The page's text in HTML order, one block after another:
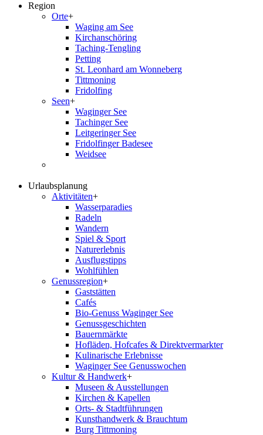
Region
Orte+
Waging am See
Kirchanschöring
Taching-Tengling
Petting
St. Leonhard am Wonneberg
Tittmoning
Fridolfing
Seen+
Waginger See
Tachinger See
Leitgeringer See
Fridolfinger Badesee
Weidsee
Urlaubsplanung
Aktivitäten+
Wasserparadies
Radeln
Wandern
Spiel & Sport
Naturerlebnis
Ausflugstipps
Wohlfühlen
Genussregion+
Gaststätten
Cafés
Bio-Genuss Waginger See
Genussgeschichten
Bauernmärkte
Hofläden, Hofcafes & Direktvermarkter
Kulinarische Erlebnisse
Waginger See Genusswochen
Kultur & Handwerk+
Museen & Ausstellungen
Kirchen & Kapellen
Orts- & Stadtführungen
Kunsthandwerk & Brauchtum
Burg Tittmoning